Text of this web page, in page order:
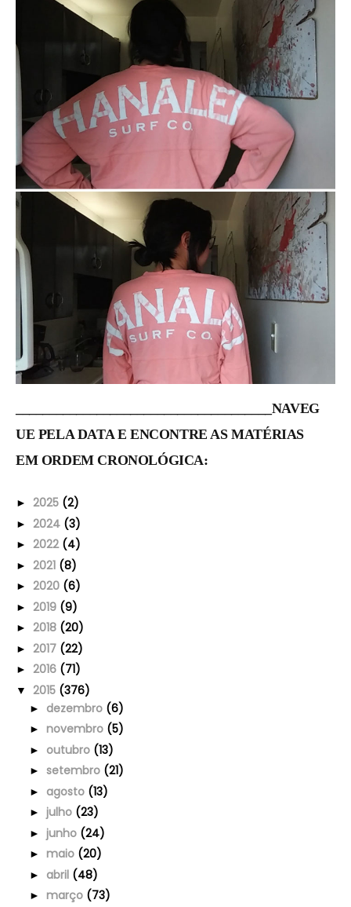
______________________________________NAVEG
UE PELA DATA E ENCONTRE AS MATÉRIAS
EM ORDEM CRONOLÓGICA:
► 2025 (2)
► 2024 (3)
► 2022 (4)
► 2021 (8)
► 2020 (6)
► 2019 (9)
► 2018 (20)
► 2017 (22)
► 2016 (71)
▼ 2015 (376)
► dezembro (6)
► novembro (5)
► outubro (13)
► setembro (21)
► agosto (13)
► julho (23)
► junho (24)
► maio (20)
► abril (48)
► março (73)